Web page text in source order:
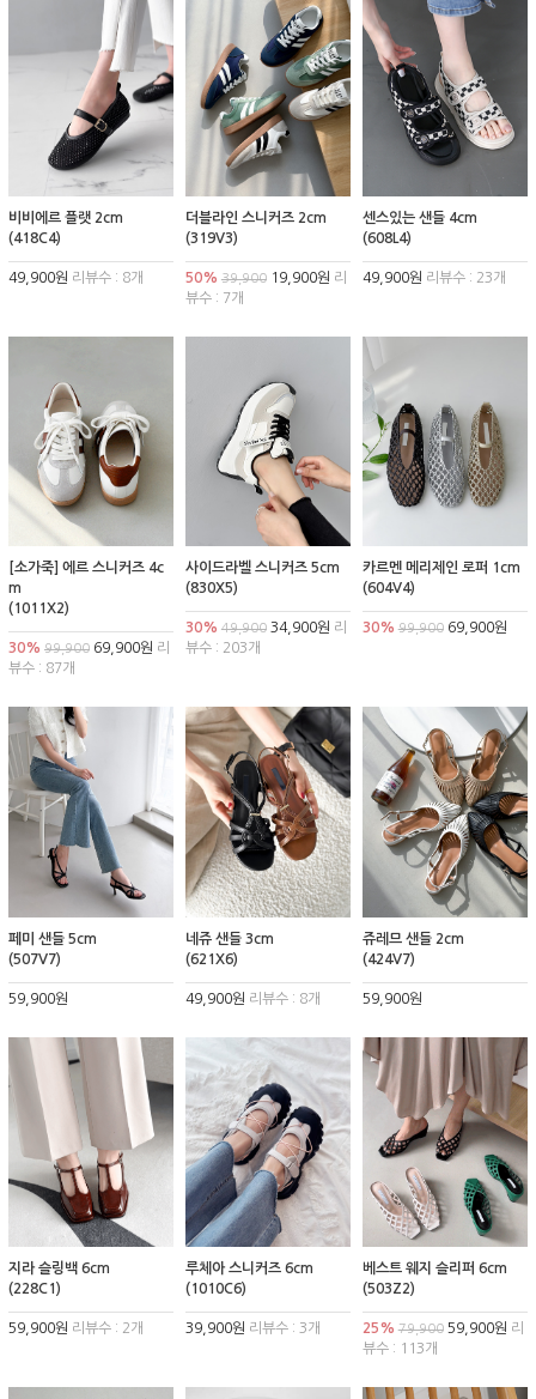
비비에르 플랫 2cm
(418C4)
49,900원 리뷰수 : 8개
더블라인 스니커즈 2cm
(319V3)
50% 39,90019,900원 리
뷰수 : 7개
센스있는 샌들 4cm
(608L4)
49,900원 리뷰수 : 23개
[소가죽] 에르 스니커즈 4c
m
(1011X2)
30% 99,900 69,900원 리
뷰수 : 87개
사이드라벨 스니커즈 5cm
(830X5)
30% 49,90034,900원 리
뷰수 : 203개
카르멘 메리제인 로퍼 1cm
(604V4)
30% 99,90069,900원
페미 샌들 5cm
(507V7)
59,900원
네쥬 샌들 3cm
(621X6)
49,900원 리뷰수 : 8개
쥬레므 샌들 2cm
(424V7)
59,900원
지라 슬링백 6cm
(228C1)
59,900원 리뷰수 : 2개
루체아 스니커즈 6cm
(1010C6)
39,900원 리뷰수 : 3개
베스트 웨지 슬리퍼 6cm
(503Z2)
25% 79,90059,900원 리
뷰수 : 113개